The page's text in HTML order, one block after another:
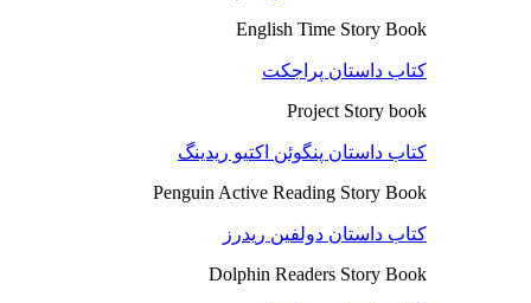
English Time Story Book
کتاب داستان پراجکت
Project Story book
کتاب داستان پنگوئن اکتیو ریدینگ
Penguin Active Reading Story Book
کتاب داستان دولفین ریدرز
Dolphin Readers Story Book